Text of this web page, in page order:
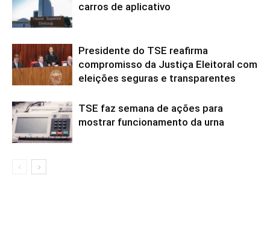
carros de aplicativo
Presidente do TSE reafirma
compromisso da Justiça Eleitoral com
eleições seguras e transparentes
TSE faz semana de ações para
mostrar funcionamento da urna